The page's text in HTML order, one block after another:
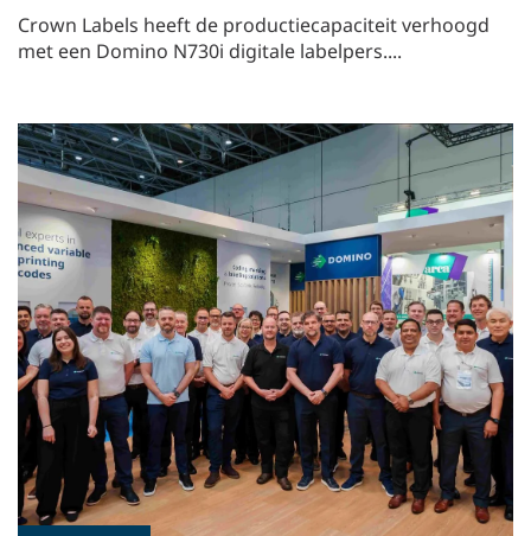
Crown Labels heeft de productiecapaciteit verhoogd
met een Domino N730i digitale labelpers....